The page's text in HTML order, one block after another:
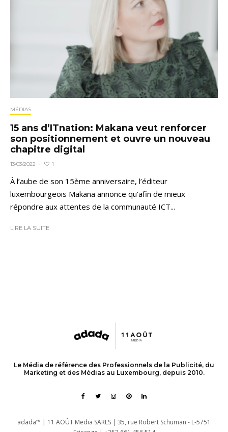
MÉDIAS
15 ans d’ITnation: Makana veut renforcer
son positionnement et ouvre un nouveau
chapitre digital
13/03/2022 · 1
À l’aube de son 15ème anniversaire, l’éditeur
luxembourgeois Makana annonce qu’afin de mieux
répondre aux attentes de la communauté ICT...
LIRE LA SUITE
Le Média de référence des Professionnels de la Publicité, du
Marketing et des Médias au Luxembourg, depuis 2010.
adada™ | 11 AOÛT Media SARLS | 35, rue Robert Schuman - L-5751